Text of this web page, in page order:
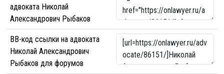
адвоката Николай
Александрович Рыбаков
BB-код ссылки на адвоката
Николай Александрович
Рыбаков для форумов